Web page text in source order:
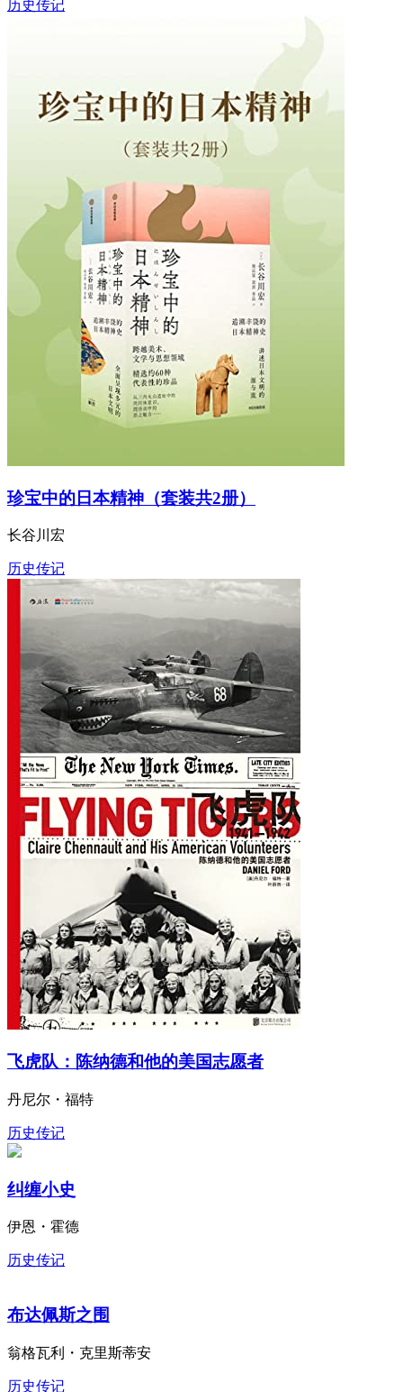
历史传记
珍宝中的日本精神（套装共2册）
长谷川宏
历史传记
飞虎队：陈纳德和他的美国志愿者
丹尼尔・福特
历史传记
纠缠小史
伊恩・霍德
历史传记
布达佩斯之围
翁格瓦利・克里斯蒂安